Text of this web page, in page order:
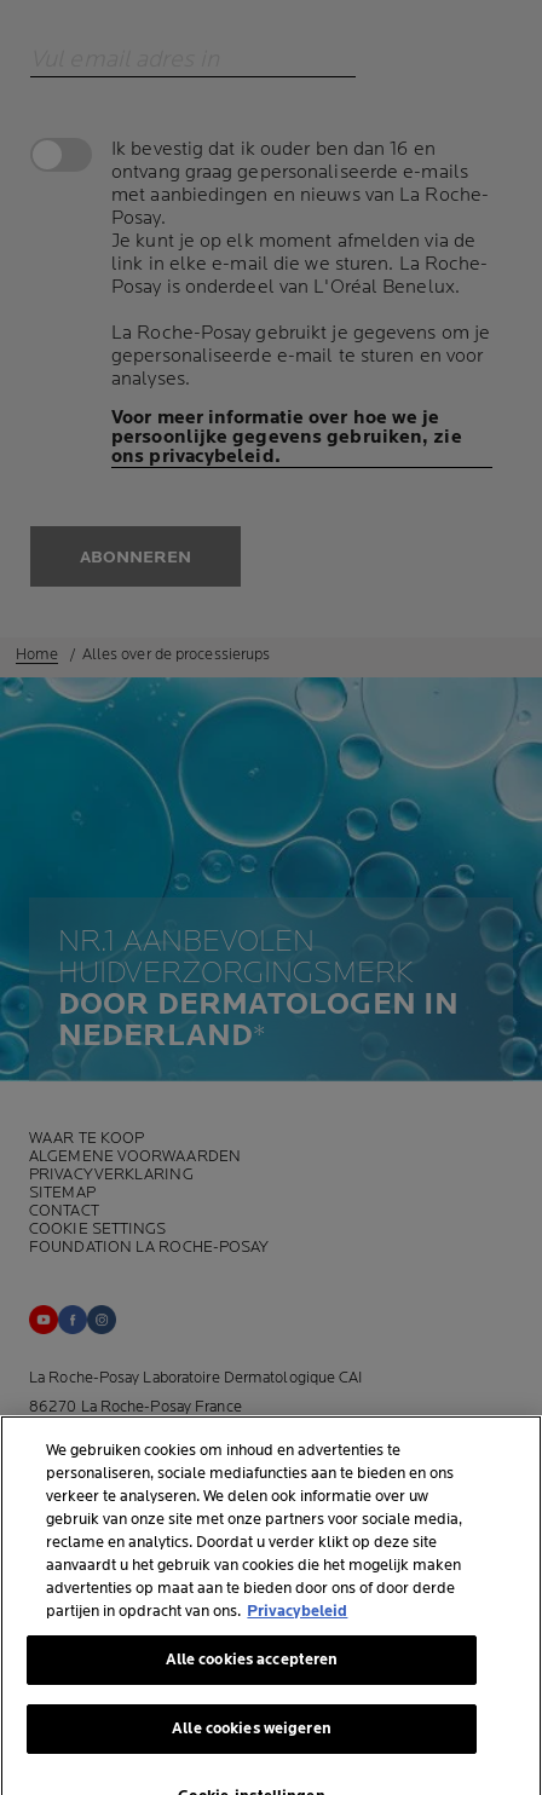
Ik bevestig dat ik ouder ben dan 16 en
ontvang graag gepersonaliseerde e-mails
met aanbiedingen en nieuws van La Roche-
Posay.
Je kunt je op elk moment afmelden via de
link in elke e-mail die we sturen. La Roche-
Posay is onderdeel van L'Oréal Benelux.
La Roche-Posay gebruikt je gegevens om je
gepersonaliseerde e-mail te sturen en voor
analyses.
Voor meer informatie over hoe we je
persoonlijke gegevens gebruiken, zie
ons privacybeleid.
ABONNEREN
Home Alles over de processierups
NR.1 AANBEVOLEN
HUIDVERZORGINGSMERK
DOOR DERMATOLOGEN IN
NEDERLAND*
WAAR TE KOOP
ALGEMENE VOORWAARDEN
PRIVACYVERKLARING
SITEMAP
CONTACT
COOKIE SETTINGS
FOUNDATION LA ROCHE-POSAY
La Roche-Posay Laboratoire Dermatologique CAI
86270 La Roche-Posay France
*Onderzoek uitgevoerd binnen de dermo-cosmetische
huidverzorgingsmarkt door APLUSA en haar partners van januari tot
april 2025, onder 56 dermatologen in Nederland.
© La Roche-Posay
© Centre Thermal de La Roche-Posay
We gebruiken cookies om inhoud en advertenties te
personaliseren, sociale mediafuncties aan te bieden en ons
verkeer te analyseren. We delen ook informatie over uw
gebruik van onze site met onze partners voor sociale media,
reclame en analytics. Doordat u verder klikt op deze site
aanvaardt u het gebruik van cookies die het mogelijk maken
advertenties op maat aan te bieden door ons of door derde
partijen in opdracht van ons. Privacybeleid
Alle cookies weigeren
Alle cookies accepteren